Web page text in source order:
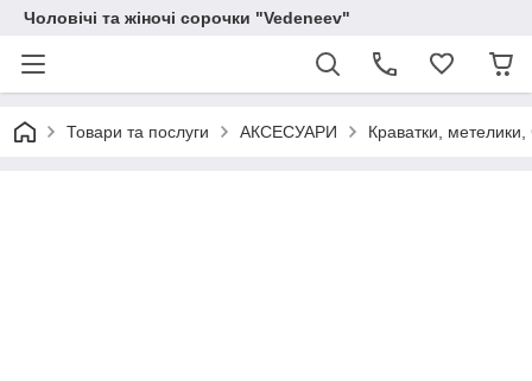
Чоловічі та жіночі сорочки "Vedeneev"
Товари та послуги АКСЕСУАРИ Краватки, метелики,